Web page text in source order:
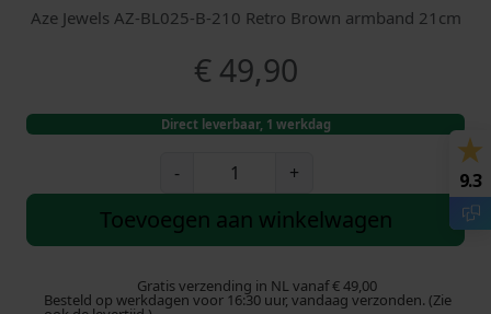
Aze Jewels AZ-BL025-B-210 Retro Brown armband 21cm
€49,90
Direct leverbaar, 1 werkdag
-
e
w
e
+
Toevoegen aan winkelwagen
Gratis verzending in NL vanaf € 49,00
Besteld op werkdagen voor 16:30 uur, vandaag verzonden. (Zie
9.3